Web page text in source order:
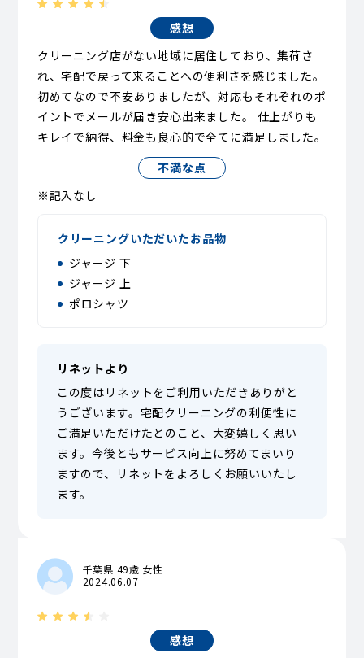
感想
クリーニング店がない地域に居住しており、集荷さ
れ、宅配で戻って来ることへの便利さを感じました。
初めてなので不安ありましたが、対応もそれぞれのポ
イントでメールが届き安心出来ました。 仕上がりも
キレイで納得、料金も良心的で全てに満足しました。
不満な点
※記入なし
クリーニングいただいたお品物
ジャージ 下
ジャージ 上
ポロシャツ
リネットより
この度はリネットをご利用いただきありがと
うございます。宅配クリーニングの利便性に
ご満足いただけたとのこと、大変嬉しく思い
ます。今後ともサービス向上に努めてまいり
ますので、リネットをよろしくお願いいたし
ます。
千葉県 49歳 女性
2024.06.07
感想